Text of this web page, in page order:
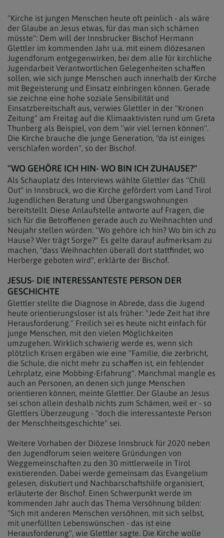
"Kirche ist jungen Menschen heute oft peinlich - als wäre
der Glaube an Jesus etwas, für das man sich schämen
müsste": Dem will der Innsbrucker Bischof Hermann
Glettler im kommenden Jahr u.a. mit einem diözesanen
Jugendforum entgegenwirken, bei dem alle für kirchliche
Jugendarbeit Verantwortlichen Gelegenheiten schaffen
sollen, wie sich junge Menschen auch innerhalb der Kirche
mit Begeisterung und Einsatz einbringen können. Gerade
sie zeichne eine hohe soziale Sensibilität und
Einsatzbereitschaft aus, verwies Glettler in der "Kronen
Zeitung" am Freitag auf die Klimaaktivisten rund um Greta
Thunberg als Beispiel, von dem "wir viel lernen können".
Die Kirche brauche die junge Generation, "da ist einiges
verschlafen worden", so der Bischof.
"WO GEHÖRE ICH HIN- WO BIN ICH ZUHAUSE?"
Als Schauplatz des Interviews wählte Glettler das "Chill
Out" in Innsbruck, wo die Kirche gefördert vom Land Tirol
Jugendlichen Beratung und Übergangswohnungen
bereitstellt. Diese Anlaufstelle antworte auf Fragen, die
sich für die Betroffenen gerade auch zu Weihnachten und
Neujahr stellen würden: "Wo gehöre ich hin? Wo bin ich zu
Hause? Wer trägt Sorge?" Es gelte darauf aufmerksam zu
machen, "dass Weihnachten überall dort stattfindet, wo
Herberge geboten wird", erklärte der Bischof.
JESUS- DIE INTERESSANTESTE PERSON DER
GESCHICHTE
Glettler stellte die Diagnose in Abrede, dass die Jugend
heute orientierungsloser ist als früher: "Jede Zeit hat ihre
Herausforderung." Freilich sei es heute nicht einfach für
junge Menschen, mit den vielen Möglichkeiten
umzugehen. Wirklich schwierig werde es, wenn sich
plötzlich Krisen ergäben wie eine "Familie, die zerbricht,
die Schule, die nicht mehr zu schaffen ist, ein fehlender
Lehrplatz, eine Mobbing-Erfahrung". Manchmal mangle es
auch an Personen, an denen sich junge Menschen
orientieren können, meinte Glettler. Der Glaube an Jesus
sei schon allein deshalb nichts zum Schämen, weil er - so
Glettlers Überzeugung - "doch die interessanteste Person
der Menschheitsgeschichte" sei.
Weitere Vorhaben der Diözese Innsbruck für 2020 neben
den Jugendforum seien weitere Gründungen von
Weggemeinschaften zu den 30 mittlerweile in Tirol
existierenden. Dabei werde gemeinsam das Evangelium
gelesen, diskutiert und Nachbarschaftshilfe organisiert,
erläuterte der Bischof. Einen Schwerpunkt werde im
kommenden Jahr auch das Thema Versöhnung bilden:
"Sich mit anderen Menschen versöhnen, mit sich selbst,
mit unerfüllten Lebenswünschen - das ist eine
Herausforderung", wie Glettler sagte. Die Kirche wolle